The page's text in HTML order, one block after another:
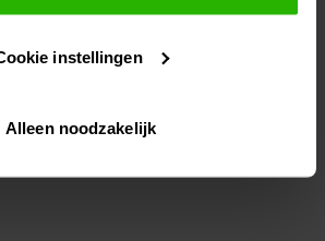
advertenties te plaatsen.
in onsprivacybeleid
kun je ook zelf instellen welke
instellingen
Alleen noodzakelijk